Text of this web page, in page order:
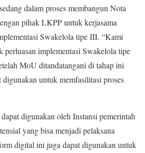
dalam proses membangun Nota
pihak LKPP untuk kerjasama
Swakelola tipe III. “Kami
perluasan implementasi Swakelola tipe
MoU ditandatangani di tahap ini
untuk memfasilitasi proses
digunakan oleh Instansi pemerintah
yang bisa menjadi pelaksana
digital ini juga dapat digunakan untuk